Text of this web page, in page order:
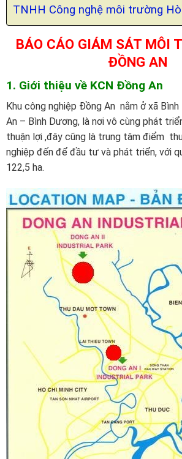
TNHH Công nghệ môi trường
BÁO CÁO GIÁM SÁT MÔI
ĐỒNG AN
1. Giới thiệu về KCN Đồng An
Khu công nghiệp Đồng An nằm ở xã Bình
An – Bình Dương, là nơi vô cùng phát
thuận lợi ,đây cũng là trung tâm điểm
nghiệp đến để đầu tư và phát triển, với
122,5 ha.